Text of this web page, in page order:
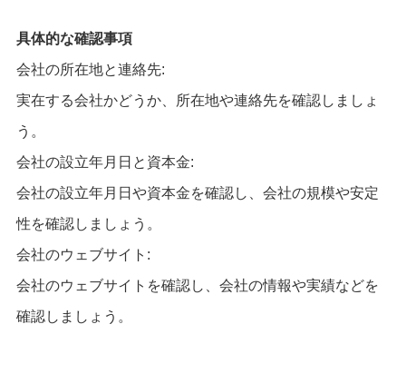
具体的な確認事項
会社の所在地と連絡先:
実在する会社かどうか、所在地や連絡先を確認しましょ
う。
会社の設立年月日と資本金:
会社の設立年月日や資本金を確認し、会社の規模や安定
性を確認しましょう。
会社のウェブサイト:
会社のウェブサイトを確認し、会社の情報や実績などを
確認しましょう。